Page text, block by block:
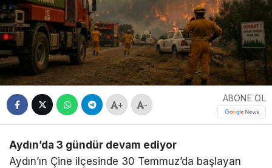
+ -
ABONE OL
Aydın’da 3 gündür devam ediyor
Aydın’ın Çine ilçesinde 30 Temmuz’da başlayan